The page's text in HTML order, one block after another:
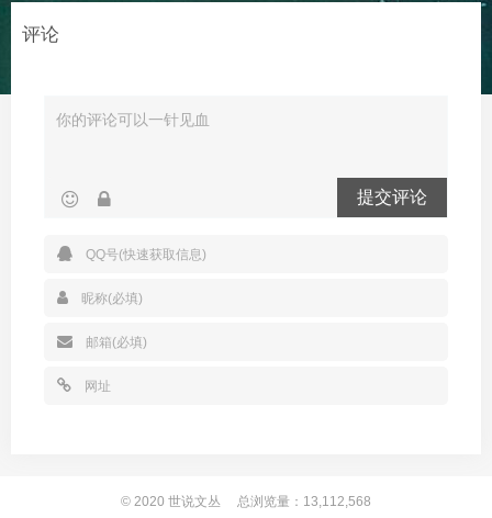
评论
提交评论
© 2020 世说文丛 总浏览量：13,112,568